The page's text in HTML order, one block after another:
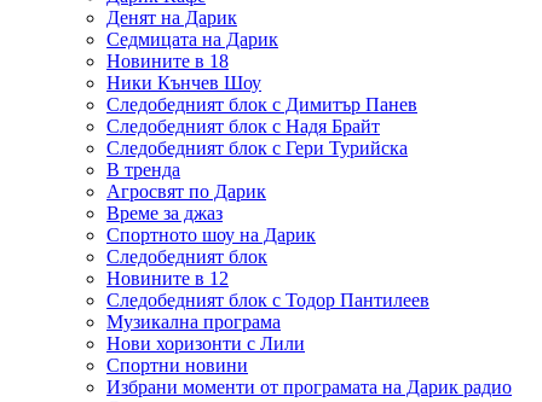
Денят на Дарик
Седмицата на Дарик
Новините в 18
Ники Кънчев Шоу
Следобедният блок с Димитър Панев
Следобедният блок с Надя Брайт
Следобедният блок с Гери Турийска
В тренда
Агросвят по Дарик
Време за джаз
Спортното шоу на Дарик
Следобедният блок
Новините в 12
Следобедният блок с Тодор Пантилеев
Музикална програма
Нови хоризонти с Лили
Спортни новини
Избрани моменти от програмата на Дарик радио